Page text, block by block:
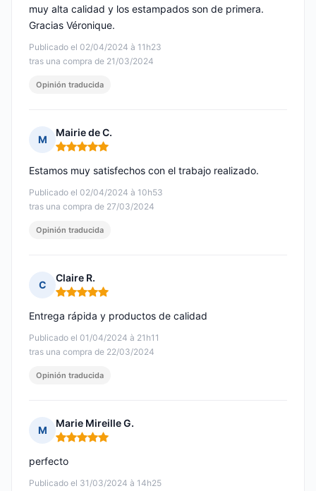
Publicado el 02/04/2024 à 11h23
tras una compra de 21/03/2024
muy alta calidad y los estampados son de primera.
Gracias Véronique.
Opinión traducida
M
Mairie de C.
Nota: 5 de 5
Publicado el 02/04/2024 à 10h53
tras una compra de 27/03/2024
Estamos muy satisfechos con el trabajo realizado.
Opinión traducida
C
Claire R.
Nota: 5 de 5
Publicado el 01/04/2024 à 21h11
tras una compra de 22/03/2024
Entrega rápida y productos de calidad
Opinión traducida
M
Marie Mireille G.
Nota: 5 de 5
Publicado el 31/03/2024 à 14h25
perfecto